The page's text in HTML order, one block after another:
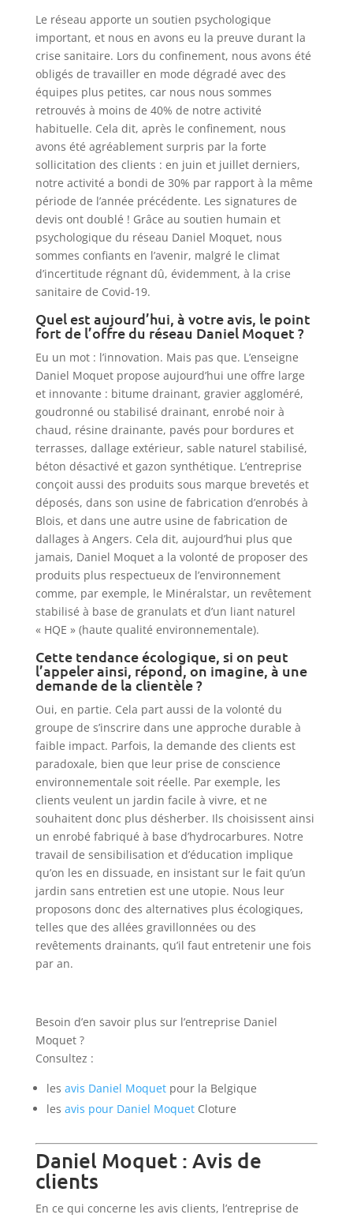
Le réseau apporte un soutien psychologique
important, et nous en avons eu la preuve durant la
crise sanitaire. Lors du confinement, nous avons été
obligés de travailler en mode dégradé avec des
équipes plus petites, car nous nous sommes
retrouvés à moins de 40% de notre activité
habituelle. Cela dit, après le confinement, nous
avons été agréablement surpris par la forte
sollicitation des clients : en juin et juillet derniers,
notre activité a bondi de 30% par rapport à la même
période de l’année précédente. Les signatures de
devis ont doublé ! Grâce au soutien humain et
psychologique du réseau Daniel Moquet, nous
sommes confiants en l’avenir, malgré le climat
d’incertitude régnant dû, évidemment, à la crise
sanitaire de Covid-19.
Quel est aujourd’hui, à votre avis, le point
fort de l’offre du réseau Daniel Moquet ?
Eu un mot : l’innovation. Mais pas que. L’enseigne
Daniel Moquet propose aujourd’hui une offre large
et innovante : bitume drainant, gravier aggloméré,
goudronné ou stabilisé drainant, enrobé noir à
chaud, résine drainante, pavés pour bordures et
terrasses, dallage extérieur, sable naturel stabilisé,
béton désactivé et gazon synthétique. L’entreprise
conçoit aussi des produits sous marque brevetés et
déposés, dans son usine de fabrication d’enrobés à
Blois, et dans une autre usine de fabrication de
dallages à Angers. Cela dit, aujourd’hui plus que
jamais, Daniel Moquet a la volonté de proposer des
produits plus respectueux de l’environnement
comme, par exemple, le Minéralstar, un revêtement
stabilisé à base de granulats et d’un liant naturel
« HQE » (haute qualité environnementale).
Cette tendance écologique, si on peut
l’appeler ainsi, répond, on imagine, à une
demande de la clientèle ?
Oui, en partie. Cela part aussi de la volonté du
groupe de s’inscrire dans une approche durable à
faible impact. Parfois, la demande des clients est
paradoxale, bien que leur prise de conscience
environnementale soit réelle. Par exemple, les
clients veulent un jardin facile à vivre, et ne
souhaitent donc plus désherber. Ils choisissent ainsi
un enrobé fabriqué à base d’hydrocarbures. Notre
travail de sensibilisation et d’éducation implique
qu’on les en dissuade, en insistant sur le fait qu’un
jardin sans entretien est une utopie. Nous leur
proposons donc des alternatives plus écologiques,
telles que des allées gravillonnées ou des
revêtements drainants, qu’il faut entretenir une fois
par an.
Besoin d’en savoir plus sur l’entreprise Daniel
Moquet ?
Consultez :
les avis Daniel Moquetpour la Belgique
les avis pour Daniel MoquetCloture
Daniel Moquet : Avis de
clients
En ce qui concerne les avis clients, l’entreprise de